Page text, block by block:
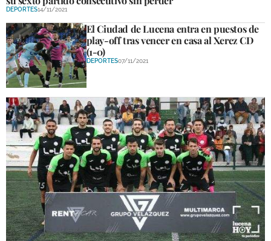
DEPORTES14/11/2021
El Ciudad de Lucena entra en puestos de
play-off tras vencer en casa al Xerez CD
(1-0)
DEPORTES07/11/2021